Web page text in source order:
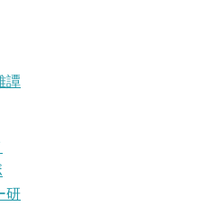
譚
研